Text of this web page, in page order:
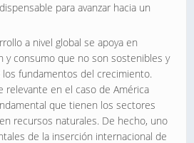
para avanzar hacia un
a nivel global se apoya en
y consumo que no son sostenibles y
fundamentos del crecimiento.
relevante en el caso de América
que tienen los sectores
recursos naturales. De hecho, uno
de la inserción internacional de